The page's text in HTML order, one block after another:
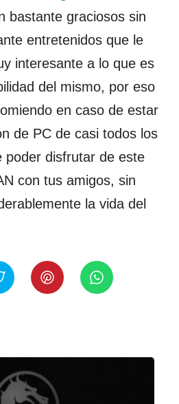
bastante graciosos sin
entretenidos que le
interesante a lo que es
del mismo, por eso
en caso de estar
de PC de casi todos los
poder disfrutar de este
con tus amigos, sin
la vida del